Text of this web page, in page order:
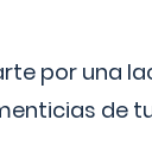
por una
de